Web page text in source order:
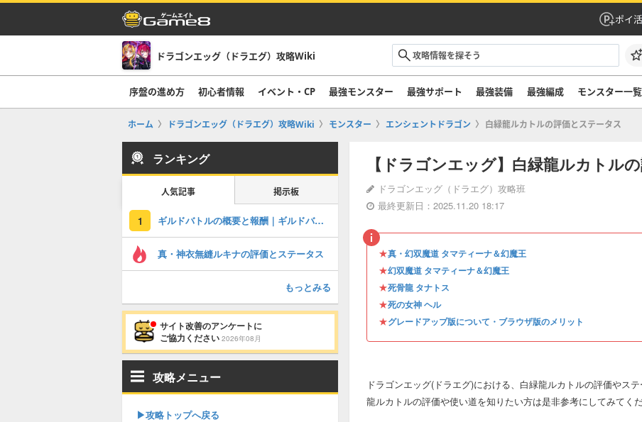
ポイ活
ドラゴンエッグ（ドラエグ）攻略Wiki
序盤の進め方 初心者情報 イベント・CP 最強モンスター 最強サポート 最強装備 最強編成 モンスター一覧
ホーム ドラゴンエッグ（ドラエグ）攻略Wiki モンスター エンシェントドラゴン 白緑龍ルカトルの評価とステータス
【ドラゴンエッグ】白緑龍ルカトル
ドラゴンエッグ（ドラエグ）攻略班
最終更新日：2025.11.20 18:17
★真・幻双魔道 タマティーナ＆幻魔王
★幻双魔道 タマティーナ＆幻魔王
★死骨龍 タナトス
★死の女神 ヘル
★グレードアップ版について・ブラウザ版のメリット
ドラゴンエッグ(ドラエグ)における、白緑龍ルカトルの評価やス
龍ルカトルの評価や使い道を知りたい方は是非参考にしてみてくだ
ランキング
人気記事 掲示板
1 ギルドバトルの概要と報酬｜ギルドバッチの集め方
真・神衣無縫ルキナの評価とステータス
もっとみる
サイト改善のアンケートに
ご協力ください 2026年08月
攻略メニュー
▶︎攻略トップへ戻る